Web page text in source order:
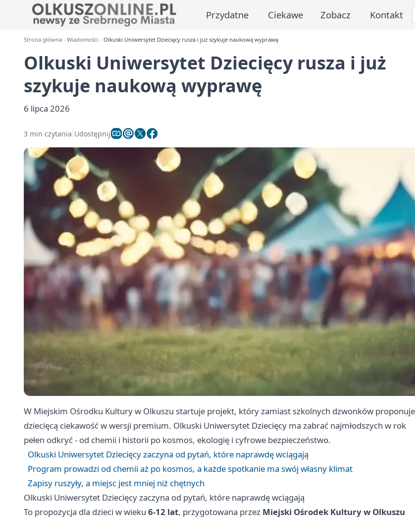
Przydatne Ciekawe Zobacz Kontakt
Strona główna Wiadomości Olkuski Uniwersytet Dziecięcy rusza i już szykuje naukową wyprawę
Olkuski Uniwersytet Dziecięcy rusza i już
szykuje naukową wyprawę
6 lipca 2026
3 min czytania Udostępnij
W Miejskim Ośrodku Kultury w Olkuszu startuje projekt, który zamiast szkolnych dzwonków proponuje
dziecięcą ciekawość w wersji premium. Olkuski Uniwersytet Dziecięcy ma zabrać najmłodszych w rok
pełen odkryć - od chemii i historii po kosmos, ekologię i cyfrowe bezpieczeństwo.
Olkuski Uniwersytet Dziecięcy zaczyna od pytań, które naprawdę wciągają
Program prowadzi od chemii aż po kosmos, a każde spotkanie ma swój własny klimat
Zapisy ruszyły, a miejsc jest mniej niż chętnych
Olkuski Uniwersytet Dziecięcy zaczyna od pytań, które naprawdę wciągają
To propozycja dla dzieci w wieku 6-12 lat, przygotowana przez Miejski Ośrodek Kultury w Olkuszu